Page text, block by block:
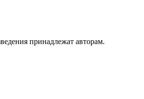
принадлежат авторам.